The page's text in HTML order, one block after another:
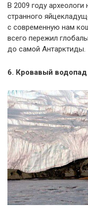
В 2009 году
странного
с современную нам
всего пережил
до самой Антарктиды.
6. Кровавый водопад